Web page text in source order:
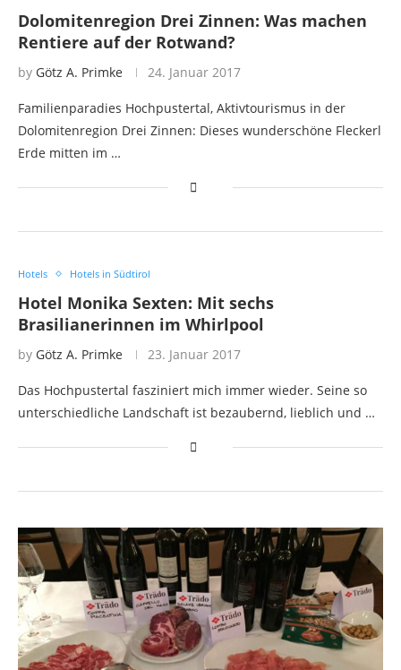
Dolomitenregion Drei Zinnen: Was machen
Rentiere auf der Rotwand?
by Götz A. Primke 24. Januar 2017
Familienparadies Hochpustertal, Aktivtourismus in der
Dolomitenregion Drei Zinnen: Dieses wunderschöne Fleckerl
Erde mitten im …
Hotels Hotels in Südtirol
Hotel Monika Sexten: Mit sechs
Brasilianerinnen im Whirlpool
by Götz A. Primke 23. Januar 2017
Das Hochpustertal fasziniert mich immer wieder. Seine so
unterschiedliche Landschaft ist bezaubernd, lieblich und …